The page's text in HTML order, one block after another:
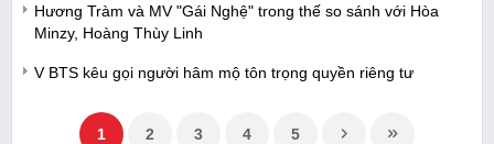
Hương Tràm và MV "Gái Nghệ" trong thế so sánh với Hòa
Minzy, Hoàng Thùy Linh
V BTS kêu gọi người hâm mộ tôn trọng quyền riêng tư
1 2 3 4 5